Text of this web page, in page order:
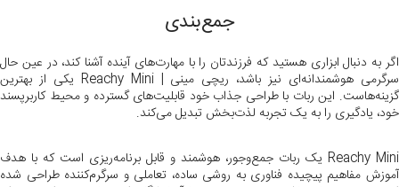
جمع‌بندی
اگر به دنبال ابزاری هستید که فرزندتان را با مهارت‌های آینده آشنا کند، در عین حال
سرگرمی هوشمندانه‌ای نیز باشد، ریچی مینی | Reachy Mini یکی از بهترین
گزینه‌هاست. این ربات با طراحی جذاب خود قابلیت‌های گسترده و محیط کاربرپسند
خود، یادگیری را به یک تجربه لذت‌بخش تبدیل می‌کند.
Reachy Mini یک ربات جمع‌وجور، هوشمند و قابل برنامه‌ریزی است که با هدف
آموزش مفاهیم پیچیده فناوری به روشی ساده، تعاملی و سرگرم‌کننده طراحی شده